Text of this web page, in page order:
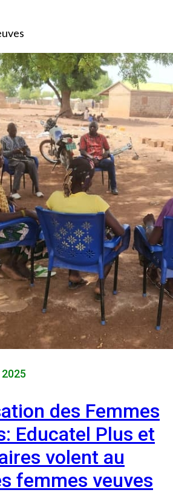
des Femmes
Educatel Plus et
volent au
femmes veuves